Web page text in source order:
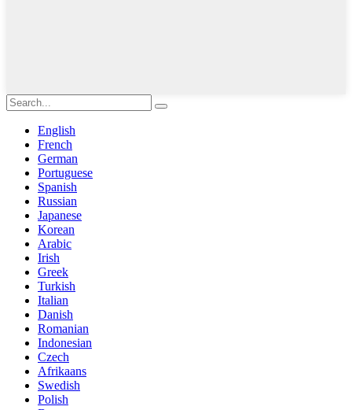
English
French
German
Portuguese
Spanish
Russian
Japanese
Korean
Arabic
Irish
Greek
Turkish
Italian
Danish
Romanian
Indonesian
Czech
Afrikaans
Swedish
Polish